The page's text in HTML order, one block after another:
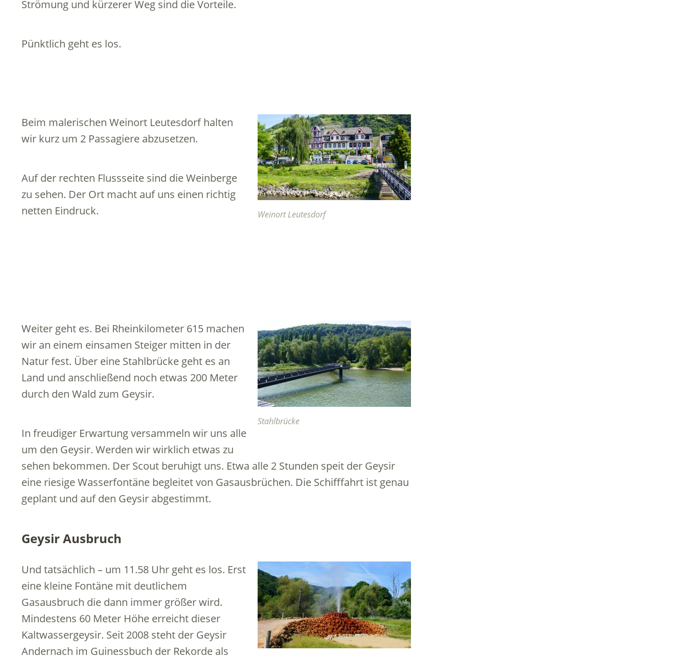
Strömung und kürzerer Weg sind die Vorteile.
Pünktlich geht es los.
Weinort Leutesdorf
Beim malerischen Weinort Leutesdorf halten
wir kurz um 2 Passagiere abzusetzen.
Auf der rechten Flussseite sind die Weinberge
zu sehen. Der Ort macht auf uns einen richtig
netten Eindruck.
Stahlbrücke
Weiter geht es. Bei Rheinkilometer 615 machen
wir an einem einsamen Steiger mitten in der
Natur fest. Über eine Stahlbrücke geht es an
Land und anschließend noch etwas 200 Meter
durch den Wald zum Geysir.
In freudiger Erwartung versammeln wir uns alle
um den Geysir. Werden wir wirklich etwas zu
sehen bekommen. Der Scout beruhigt uns. Etwa alle 2 Stunden speit der Geysir
eine riesige Wasserfontäne begleitet von Gasausbrüchen. Die Schifffahrt ist genau
geplant und auf den Geysir abgestimmt.
Geysir Ausbruch
Und tatsächlich – um 11.58 Uhr geht es los. Erst
eine kleine Fontäne mit deutlichem
Gasausbruch die dann immer größer wird.
Mindestens 60 Meter Höhe erreicht dieser
Kaltwassergeysir. Seit 2008 steht der Geysir
Andernach im Guinessbuch der Rekorde als